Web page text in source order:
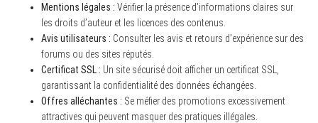
Mentions légales : Vérifier la présence d’informations claires sur
les droits d’auteur et les licences des contenus.
Avis utilisateurs : Consulter les avis et retours d’expérience sur des
forums ou des sites réputés.
Certificat SSL : Un site sécurisé doit afficher un certificat SSL,
garantissant la confidentialité des données échangées.
Offres alléchantes : Se méfier des promotions excessivement
attractives qui peuvent masquer des pratiques illégales.